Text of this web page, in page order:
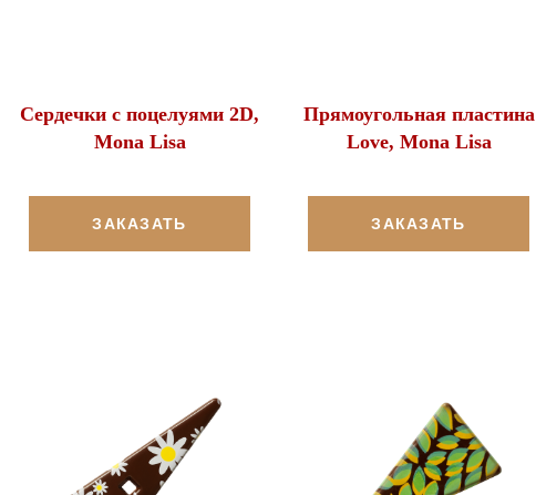
Сердечки с поцелуями 2D,
Mona Lisa
ЗАКАЗАТЬ
Прямоугольная пластина
Love, Mona Lisa
ЗАКАЗАТЬ